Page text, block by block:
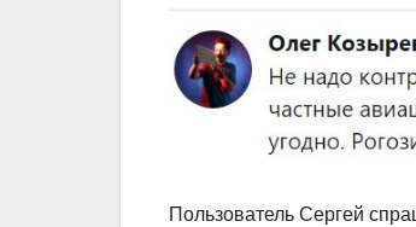
Пользователь Сергей